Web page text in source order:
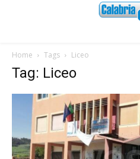
Home Tags Liceo
Tag: Liceo